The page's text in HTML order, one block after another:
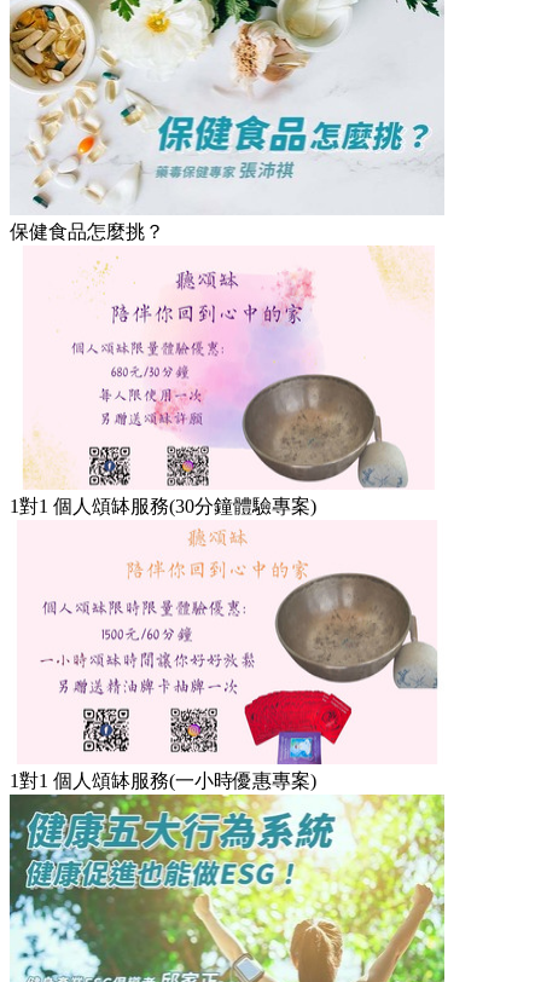
保健食品怎麼挑？
1對1 個人頌缽服務(30分鐘體驗專案)
1對1 個人頌缽服務(一小時優惠專案)